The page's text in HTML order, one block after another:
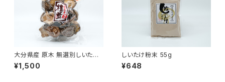
大分県産 原木 無選別しいたけ
110g
¥1,500
しいたけ粉末 55g
¥648